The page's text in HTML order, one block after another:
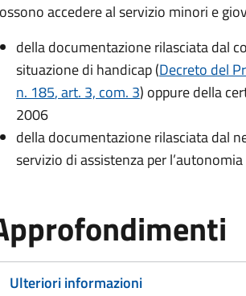
accedere al servizio minori e
della documentazione rilasciata dal
situazione di handicap (Decreto del
n. 185, art. 3, com. 3) oppure della
2006
della documentazione rilasciata dal
servizio di assistenza per
Ulteriori informazioni